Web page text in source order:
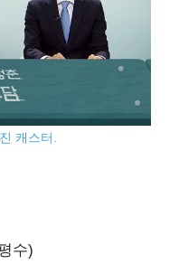
캐스터.
수)